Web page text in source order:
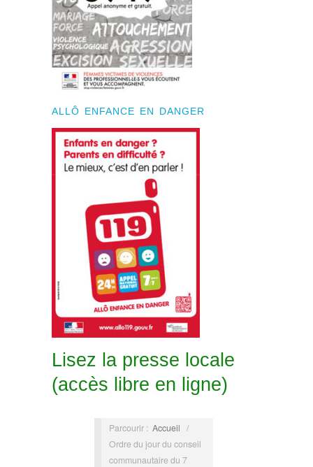
ALLÔ ENFANCE EN DANGER
Lisez la presse locale
(accès libre en ligne)
Parcourir : Accueil /
Ordre du jour du conseil
communautaire du 7